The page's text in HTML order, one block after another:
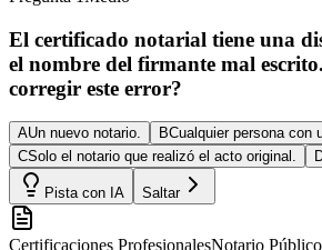
El certificado notarial tiene una
el nombre del firmante mal
corregir este error?
AUn nuevo notario. BCualquier persona con
CSolo el notario que realizó el acto original.
Pista con IA Saltar
Certificaciones ProfesionalesNotario